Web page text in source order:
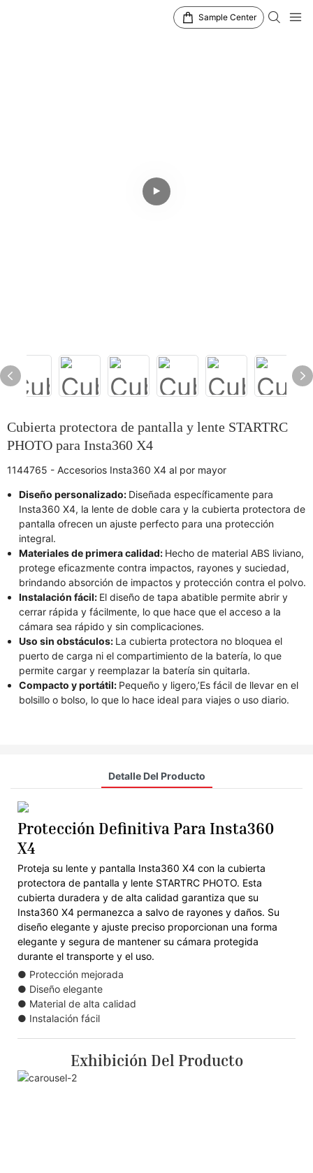
Sample Center
Cubierta protectora de pantalla y lente STARTRC
PHOTO para Insta360 X4
1144765 - Accesorios Insta360 X4 al por mayor
Diseño personalizado: Diseñada específicamente para
Insta360 X4, la lente de doble cara y la cubierta protectora de
pantalla ofrecen un ajuste perfecto para una protección
integral.
Materiales de primera calidad: Hecho de material ABS liviano,
protege eficazmente contra impactos, rayones y suciedad,
brindando absorción de impactos y protección contra el polvo.
Instalación fácil: El diseño de tapa abatible permite abrir y
cerrar rápida y fácilmente, lo que hace que el acceso a la
cámara sea rápido y sin complicaciones.
Uso sin obstáculos: La cubierta protectora no bloquea el
puerto de carga ni el compartimiento de la batería, lo que
permite cargar y reemplazar la batería sin quitarla.
Compacto y portátil: Pequeño y ligero,’Es fácil de llevar en el
bolsillo o bolso, lo que lo hace ideal para viajes o uso diario.
Detalle Del Producto
Protección Definitiva Para Insta360
X4
Proteja su lente y pantalla Insta360 X4 con la cubierta
protectora de pantalla y lente STARTRC PHOTO. Esta
cubierta duradera y de alta calidad garantiza que su
Insta360 X4 permanezca a salvo de rayones y daños. Su
diseño elegante y ajuste preciso proporcionan una forma
elegante y segura de mantener su cámara protegida
durante el transporte y el uso.
● Protección mejorada
● Diseño elegante
● Material de alta calidad
● Instalación fácil
Exhibición Del Producto